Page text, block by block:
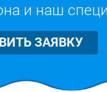
и наш
ЗАЯВКУ